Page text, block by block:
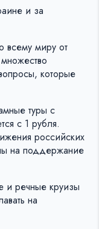
и за
всему миру от
которые
туры с
с 1 рубля.
российских
на поддержание
и речные круизы
на